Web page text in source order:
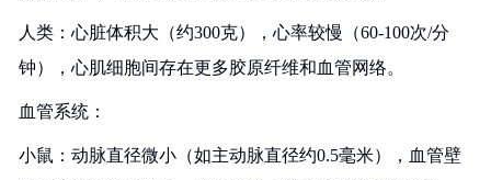
人类：心脏体积大（约300克），心率较慢（60-100次/分
钟），心肌细胞间存在更多胶原纤维和血管网络。
血管系统：
小鼠：动脉直径微小（如主动脉直径约0.5毫米），血管壁